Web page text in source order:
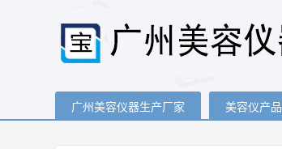
广州美容仪器生产厂家 美容仪产品